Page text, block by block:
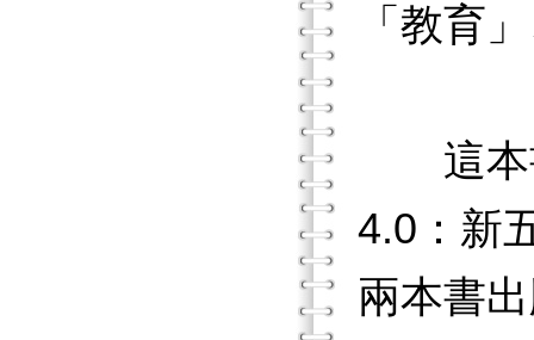
「教育
這本書
4.0：新
兩本書